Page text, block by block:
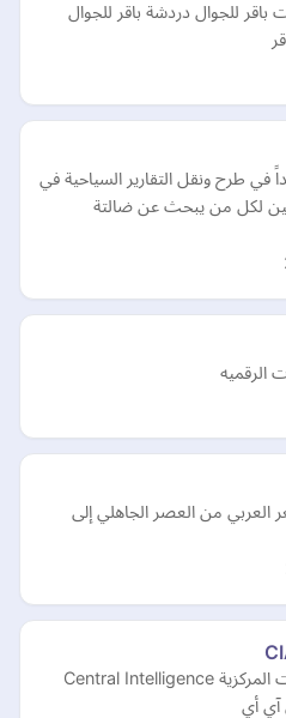
للجوال دردشة باقر للجوال
طرح ونقل التقارير السياحية في
ثمين لكل من يبحث عن ضالتة
الرقميه
العربي من العصر الجاهلي إلى
الموقع الرسمي لـ وكالة المخابرات المركزية Central Intelligence